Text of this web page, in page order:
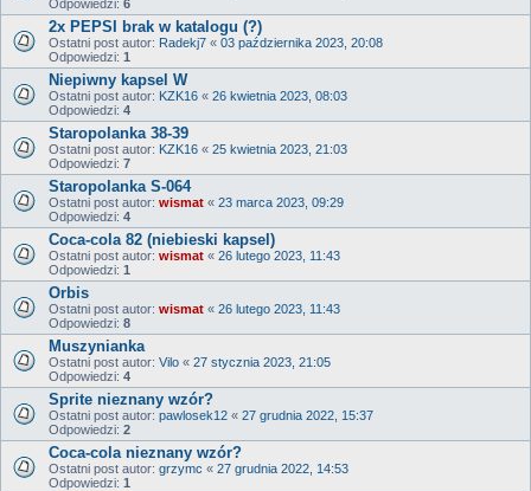
Odpowiedzi: 6
2x PEPSI brak w katalogu (?)
Ostatni post autor: Radekj7 « 03 października 2023, 20:08
Odpowiedzi: 1
Niepiwny kapsel W
Ostatni post autor: KZK16 « 26 kwietnia 2023, 08:03
Odpowiedzi: 4
Staropolanka 38-39
Ostatni post autor: KZK16 « 25 kwietnia 2023, 21:03
Odpowiedzi: 7
Staropolanka S-064
Ostatni post autor: wismat « 23 marca 2023, 09:29
Odpowiedzi: 4
Coca-cola 82 (niebieski kapsel)
Ostatni post autor: wismat « 26 lutego 2023, 11:43
Odpowiedzi: 1
Orbis
Ostatni post autor: wismat « 26 lutego 2023, 11:43
Odpowiedzi: 8
Muszynianka
Ostatni post autor: Vilo « 27 stycznia 2023, 21:05
Odpowiedzi: 4
Sprite nieznany wzór?
Ostatni post autor: pawlosek12 « 27 grudnia 2022, 15:37
Odpowiedzi: 2
Coca-cola nieznany wzór?
Ostatni post autor: grzymc « 27 grudnia 2022, 14:53
Odpowiedzi: 1